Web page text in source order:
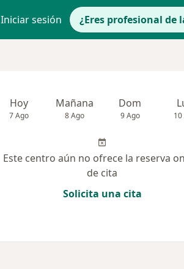
Iniciar sesión ¿Eres profesional de
Hoy
7 Ago
Mañana
8 Ago
Dom
9 Ago 10
Este centro aún no ofrece la reserva
de cita
Solicita una cita